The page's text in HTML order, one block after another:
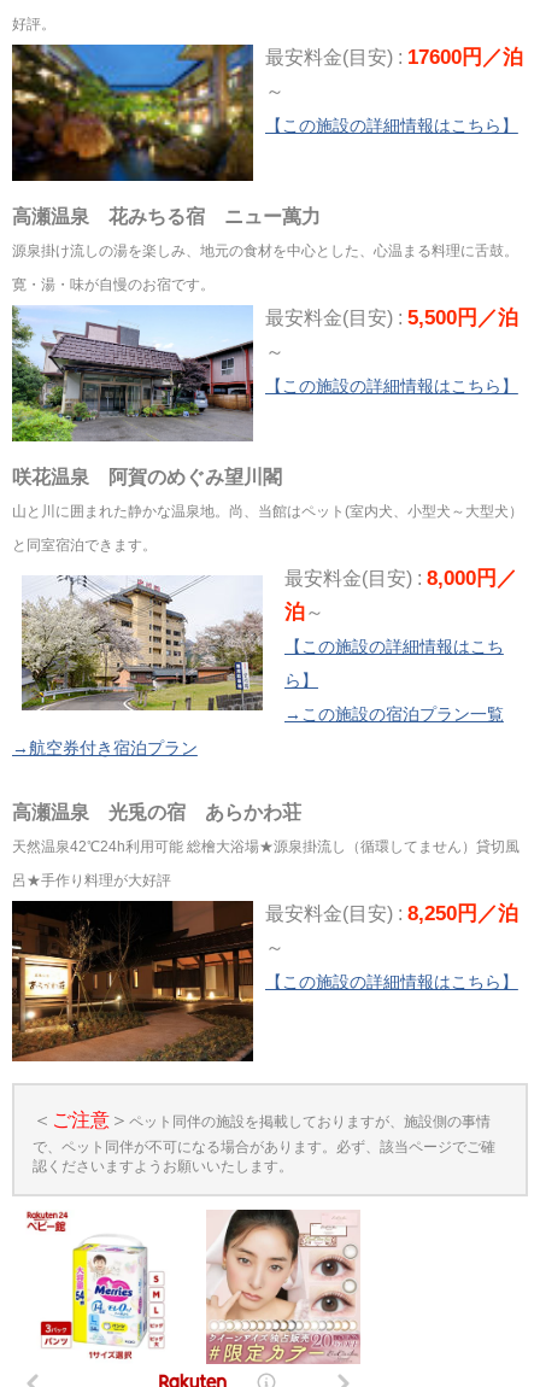
好評。
最安料金(目安) : 17600円／泊
～
【この施設の詳細情報はこちら】
高瀬温泉 花みちる宿 ニュー萬力
源泉掛け流しの湯を楽しみ、地元の食材を中心とした、心温まる料理に舌鼓。
寛・湯・味が自慢のお宿です。
最安料金(目安) : 5,500円／泊
～
【この施設の詳細情報はこちら】
咲花温泉 阿賀のめぐみ望川閣
山と川に囲まれた静かな温泉地。尚、当館はペット(室内犬、小型犬～大型犬）
と同室宿泊できます。
最安料金(目安) : 8,000円／
泊～
【この施設の詳細情報はこち
ら】
→この施設の宿泊プラン一覧
→航空券付き宿泊プラン
高瀬温泉 光兎の宿 あらかわ荘
天然温泉42℃24h利用可能 総檜大浴場★源泉掛流し（循環してません）貸切風
呂★手作り料理が大好評
最安料金(目安) : 8,250円／泊
～
【この施設の詳細情報はこちら】
＜ ご注意＞ ペット同伴の施設を掲載しておりますが、施設側の事情
で、ペット同伴が不可になる場合があります。必ず、該当ページでご確
認くださいますようお願いいたします。